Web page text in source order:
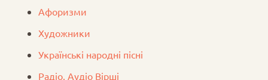
Афоризми
Художники
Українські народні пісні
Радіо. Аудіо Вірші